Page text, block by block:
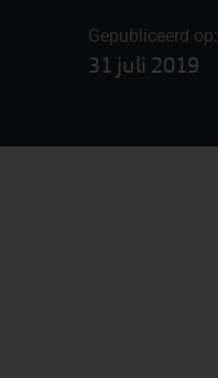
Gepubliceerd op:
31 juli 2019